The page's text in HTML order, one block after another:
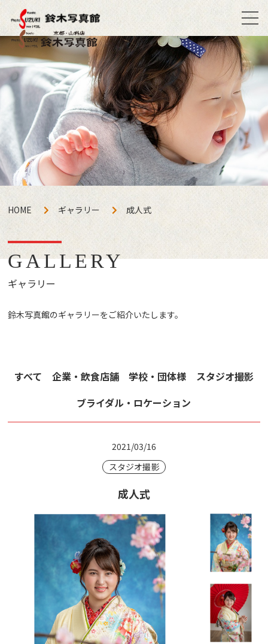
HOME ギャラリー 成人式
GALLERY
ギャラリー
鈴木写真館のギャラリーをご紹介いたします。
すべて 企業・飲食店舗 学校・団体様
スタジオ撮影
ブライダル・ロケーション
2021/03/16
スタジオ撮影
成人式